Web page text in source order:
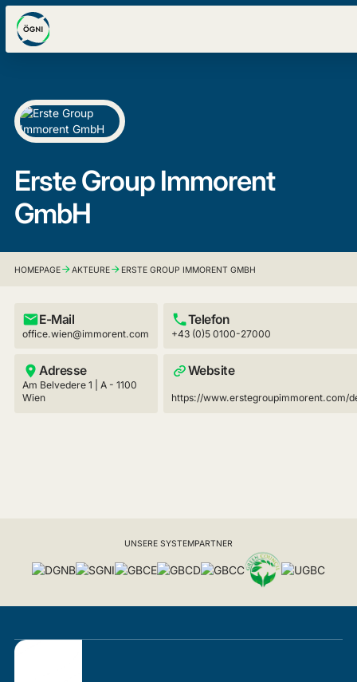
Erste Group Immorent
GmbH
HOMEPAGE AKTEURE ERSTE GROUP IMMORENT GMBH
E-Mail
office.wien@immorent.com
Telefon
+43 (0)5 0100-27000
Adresse
Am Belvedere 1 | A - 1100
Wien
Website
https://www.erstegroupimmorent.com/
UNSERE SYSTEMPARTNER